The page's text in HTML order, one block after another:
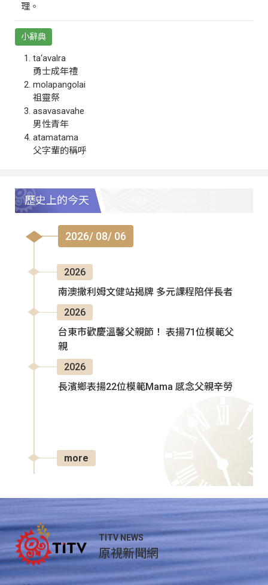
理。
小辭典
ta‘avalra
勇士成年禮
molapangolai
祖靈祭
asavasavahe
男性青年
atamatama
父字輩的稱呼
歷史上的今天
2026/ 08/ 06
2026
南澳撒利姆文健站揭牌 多元課程陪伴長者
2026
台東市歡慶溫馨父親節！ 表揚71位模範父
親
2026
長濱鄉表揚22位模範Mama 感念父親辛勞
more
TITV NEWS
原視新聞網